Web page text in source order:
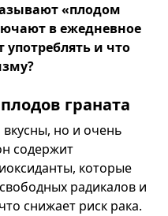
«плодом
в ежедневное
и что
граната
но и очень
содержит
которые
радикалов и
снижает риск рака.